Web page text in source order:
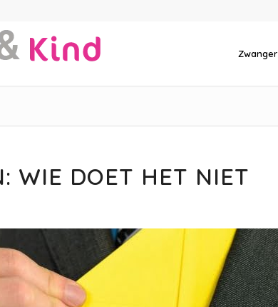
Zwanger
WIE DOET HET NIET